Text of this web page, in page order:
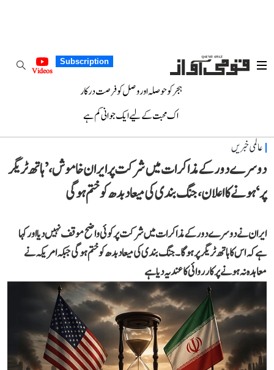
Subscription
Videos
ہجر کو حوصلہ اور وصل کو فرصت درکار
اک محبت کے لیے ایک جوانی کم ہے
عالمی خبریں
دوسرے دور کے مذاکرات میں شرکت پر ایران خاموش، ’ہاتھ ٹریگر
پر‘ ہونے کا اعلان، جنگ بندی کی میعاد بدھ کو ختم ہوگی
ایران نے دوسرے دور کے مذاکرات میں شرکت پر کوئی واضح موقف نہیں دیا اور کہا
ہے کہ اس کا ہاتھ ٹریگر پر ہوگا۔ جنگ بندی کی میعاد بدھ کو ختم ہوگی جبکہ امریکہ نے
معاہدہ نہ ہونے پر کارروائی کا عندیہ دیا ہے